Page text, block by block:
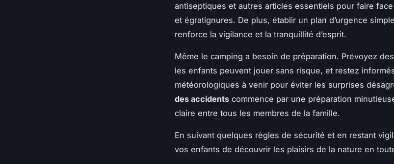
antiseptiques et autres articles essentiels pour faire
et égratignures. De plus, établir un plan d’urgence
renforce la vigilance et la tranquillité d’esprit.
Même le camping a besoin de préparation. Prévoyez des
les enfants peuvent jouer sans risque, et restez
météorologiques à venir pour éviter les surprises
des accidents commence par une préparation
claire entre tous les membres de la famille.
En suivant quelques règles de sécurité et en restant
vos enfants de découvrir les plaisirs de la nature en